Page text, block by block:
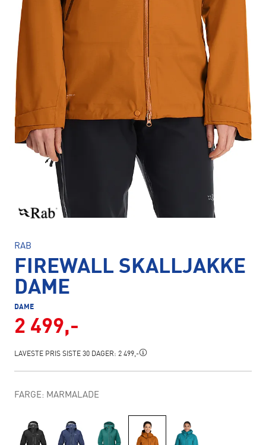
RAB
FIREWALL SKALLJAKKE
DAME
DAME
2 499,-
LAVESTE PRIS SISTE 30 DAGER: 2 499,-
FARGE: MARMALADE